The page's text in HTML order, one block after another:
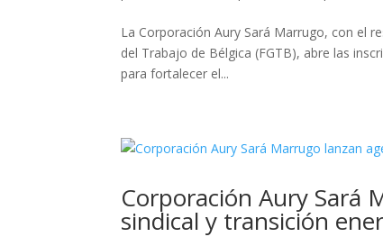
La Corporación Aury Sará Marrugo, con el
del Trabajo de Bélgica (FGTB), abre las
para fortalecer el...
Corporación Aury Sará
sindical y transición